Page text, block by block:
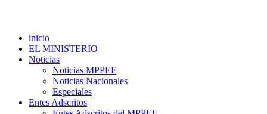
inicio
EL MINISTERIO
Noticias
Noticias MPPEF
Noticias Nacionales
Especiales
Entes Adscritos